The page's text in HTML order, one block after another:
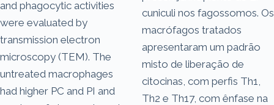
and phagocytic activities
were evaluated by
transmission electron
microscopy (TEM). The
untreated macrophages
had higher PC and PI and
cuniculi nos fagossomos. Os
macrófagos tratados
apresentaram um padrão
misto de liberação de
citocinas, com perfis Th1,
Th2 e Th17, com ênfase na